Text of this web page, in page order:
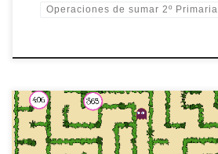
Operaciones de sumar 2º Primaria